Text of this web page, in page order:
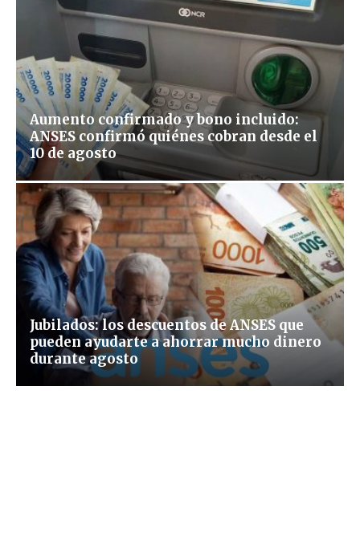
Aumento confirmado y bono incluido:
ANSES confirmó quiénes cobran desde el
10 de agosto
Jubilados: los descuentos de ANSES que
pueden ayudarte a ahorrar mucho dinero
durante agosto